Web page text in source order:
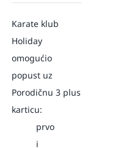
Karate klub
Holiday
omogućio
popust uz
Porodičnu 3 plus
karticu:
prvo
i